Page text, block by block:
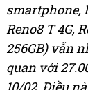
smartphone,
Reno8 T 4G,
256GB) vẫn
quan với
10/02. Điều